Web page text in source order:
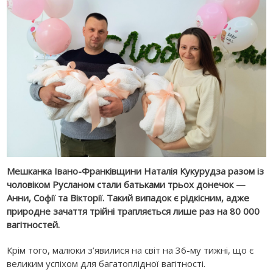
Мешканка Івано-Франківщини Наталія Кукурудза разом із
чоловіком Русланом стали батьками трьох донечок —
Анни, Софії та Вікторії. Такий випадок є рідкісним, адже
природне зачаття трійні трапляється лише раз на 80 000
вагітностей.
Крім того, малюки з’явилися на світ на 36-му тижні, що є
великим успіхом для багатоплідної вагітності.